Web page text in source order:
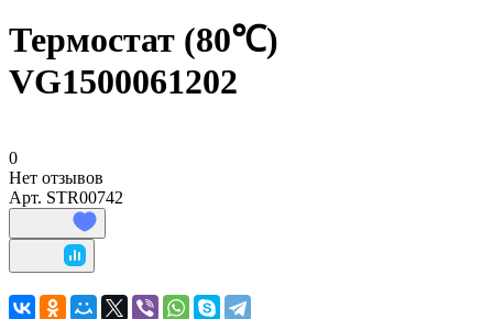
Термостат (80℃)
VG1500061202
0
Нет отзывов
Арт. STR00742